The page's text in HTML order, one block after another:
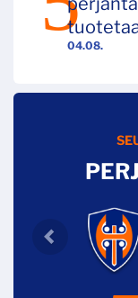
04.08.